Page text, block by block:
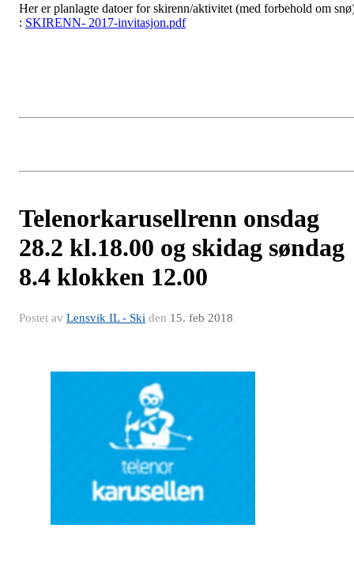
Her er planlagte datoer for skirenn/aktivitet (med forbehold om
: SKIRENN- 2017-invitasjon.pdf
Telenorkarusellrenn onsdag
28.2 kl.18.00 og skidag søndag
8.4 klokken 12.00
Postet av Lensvik IL - Ski den 15. feb 2018